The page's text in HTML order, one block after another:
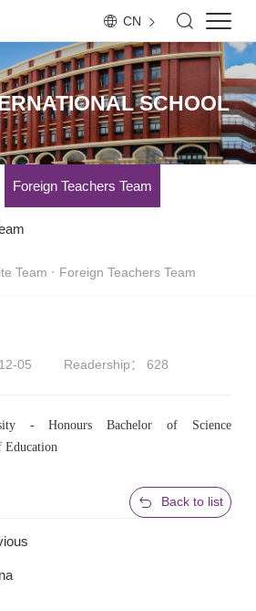
CN
SCHOOL
Foreign Teachers Team
Team Foreign Teachers Team
05 Readership：628
- Honours Bachelor of Science
Education
Back to list